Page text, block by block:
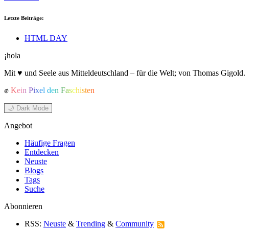
Letzte Beiträge:
HTML DAY
¡hola
Mit ♥ und Seele aus Mitteldeutschland – für die Welt; von Thomas Gigold.
✊ Kein Pixel den Faschisten
🌙 Dark Mode
Angebot
Häufige Fragen
Entdecken
Neuste
Blogs
Tags
Suche
Abonnieren
RSS: Neuste & Trending & Community